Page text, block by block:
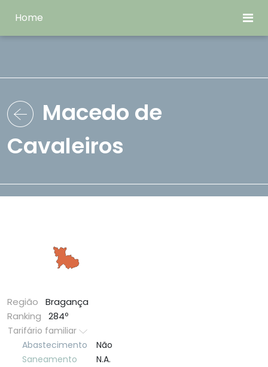
Home
Macedo de
Cavaleiros
Região
Bragança
Ranking
284º
Tarifário familiar
Abastecimento
Não
Saneamento
N.A.